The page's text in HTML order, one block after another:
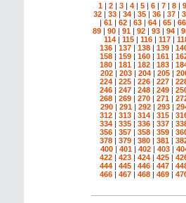
1 | 2 | 3 | 4 | 5 | 6 | 7 | 8 | 9
32 | 33 | 34 | 35 | 36 | 37 |
| 61 | 62 | 63 | 64 | 65 | 66
89 | 90 | 91 | 92 | 93 | 94 |
114 | 115 | 116 | 117 |
136 | 137 | 138 | 139 |
158 | 159 | 160 | 161 |
180 | 181 | 182 | 183 |
202 | 203 | 204 | 205 |
224 | 225 | 226 | 227 |
246 | 247 | 248 | 249 |
268 | 269 | 270 | 271 |
290 | 291 | 292 | 293 |
312 | 313 | 314 | 315 |
334 | 335 | 336 | 337 |
356 | 357 | 358 | 359 |
378 | 379 | 380 | 381 |
400 | 401 | 402 | 403 |
422 | 423 | 424 | 425 |
444 | 445 | 446 | 447 |
466 | 467 | 468 | 469 |